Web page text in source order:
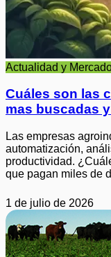
Actualidad y
Cuáles son las
mas buscadas
Las empresas
automatización,
productividad.
que pagan miles de
1 de julio de 2026